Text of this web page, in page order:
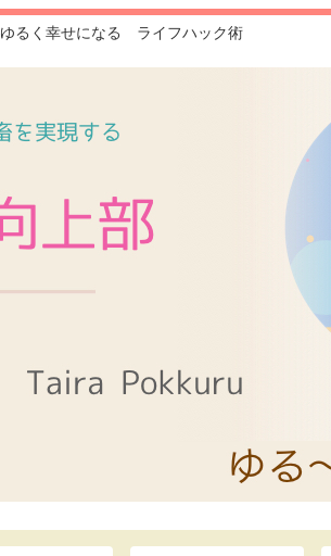
ゆるく幸せになる ライフハック術